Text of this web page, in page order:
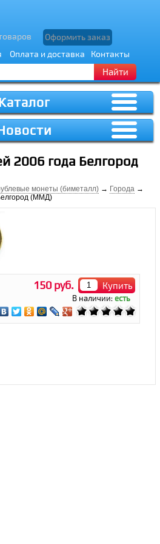
Оплата и доставка Контакты
Найти
Оформить заказ
2006 года Белгород
монеты (биметалл) → Города →
(ММД)
150 руб. Купить
В наличии:есть